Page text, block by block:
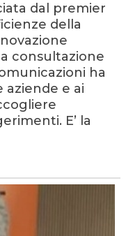
dal premier
della
consultazione
ha
aziende e ai
E’ la